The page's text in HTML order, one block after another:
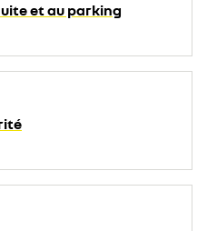
et au parking